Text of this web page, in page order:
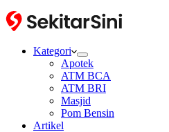
Kategori
Apotek
ATM BCA
ATM BRI
Masjid
Pom Bensin
Artikel